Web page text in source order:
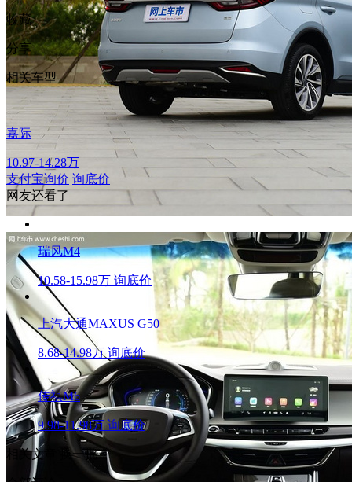
收藏
分享
相关车型
嘉际
10.97-14.28万
支付宝询价 询底价
网友还看了
瑞风M4
10.58-15.98万 询底价
上汽大通MAXUS G50
8.68-14.98万 询底价
传祺M6
9.98-11.98万 询底价
相关文章 换一批